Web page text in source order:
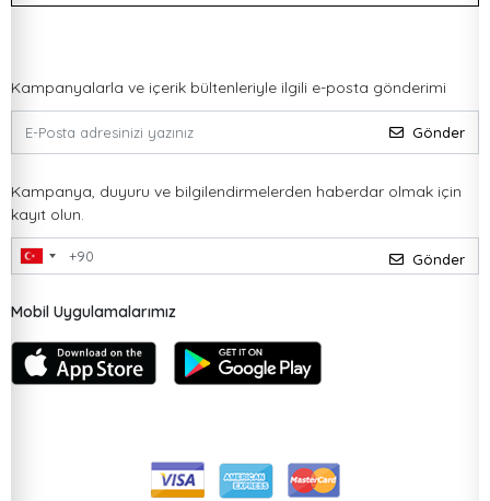
Kampanyalarla ve içerik bültenleriyle ilgili e-posta gönderimi
Gönder
Kampanya, duyuru ve bilgilendirmelerden haberdar olmak için
kayıt olun.
Gönder
Mobil Uygulamalarımız